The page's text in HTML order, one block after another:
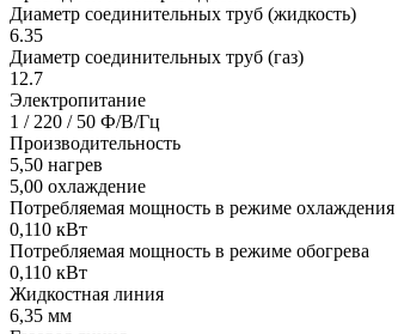
Диаметр соединительных труб (жидкость)
6.35
Диаметр соединительных труб (газ)
12.7
Электропитание
1 / 220 / 50 Ф/В/Гц
Производительность
5,50 нагрев
5,00 охлаждение
Потребляемая мощность в режиме охлаждения
0,110 кВт
Потребляемая мощность в режиме обогрева
0,110 кВт
Жидкостная линия
6,35 мм